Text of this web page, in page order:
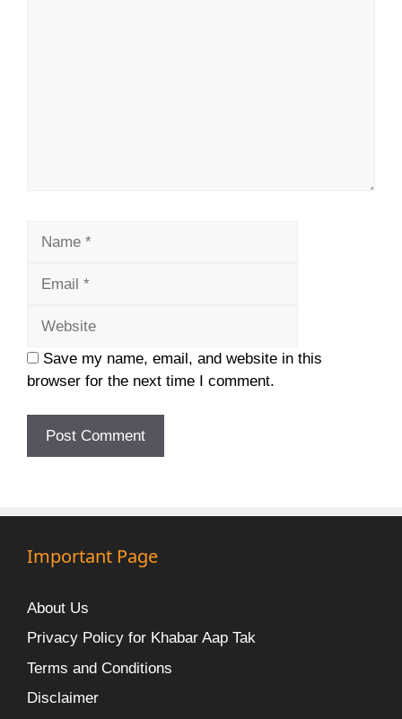
Save my name, email, and website in this
browser for the next time I comment.
Important Page
About Us
Privacy Policy for Khabar Aap Tak
Terms and Conditions
Disclaimer